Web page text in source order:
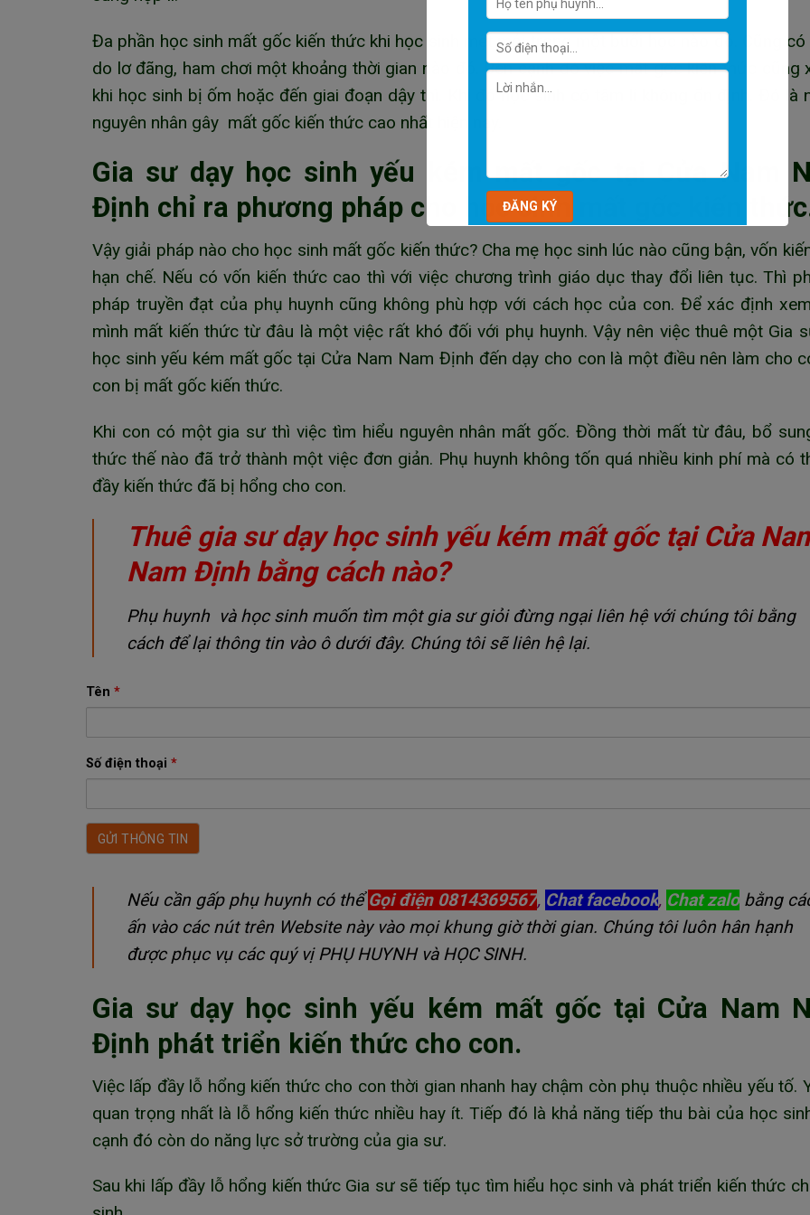
Đa phần học sinh mất gốc kiến thức khi học sinh mệt mỏi trong một buổi học nào đó. Cũng có
do lơ đãng, ham chơi một khoảng thời gian nào đó. Bên cạnh đó việc mất gốc kiến thức cũng
khi học sinh bị ốm hoặc đến giai đoạn dậy thì. Khi đó học sinh có tâm lí không ổn định. Đó là
nguyên nhân gây mất gốc kiến thức cao nhất hiện nay.
Gia sư dạy học sinh yếu kém mất gốc tại Cửa Nam
Định chỉ ra phương pháp cho học sinh mất gốc kiến
Vậy giải pháp nào cho học sinh mất gốc kiến thức? Cha mẹ học sinh lúc nào cũng bận, vốn
hạn chế. Nếu có vốn kiến thức cao thì với việc chương trình giáo dục thay đổi liên tục. Thì
pháp truyền đạt của phụ huynh cũng không phù hợp với cách học của con. Để xác định
mình mất kiến thức từ đâu là một việc rất khó đối với phụ huynh. Vậy nên việc thuê một Gia
học sinh yếu kém mất gốc tại Cửa Nam Nam Định đến dạy cho con là một điều nên làm cho
con bị mất gốc kiến thức.
Khi con có một gia sư thì việc tìm hiểu nguyên nhân mất gốc. Đồng thời mất từ đâu, bổ
thức thế nào đã trở thành một việc đơn giản. Phụ huynh không tốn quá nhiều kinh phí mà có
đầy kiến thức đã bị hổng cho con.
Thuê gia sư dạy học sinh yếu kém mất gốc tại Cửa
Nam Định bằng cách nào?
Phụ huynh và học sinh muốn tìm một gia sư giỏi đừng ngại liên hệ với chúng tôi bằng
cách để lại thông tin vào ô dưới đây. Chúng tôi sẽ liên hệ lại.
Tên *
Số điện thoại *
Nếu cần gấp phụ huynh có thể Gọi điện 0814369567, Chat facebook, Chat zalo bằng
ấn vào các nút trên Website này vào mọi khung giờ thời gian. Chúng tôi luôn hân hạnh
được phục vụ các quý vị PHỤ HUYNH và HỌC SINH.
Gia sư dạy học sinh yếu kém mất gốc tại Cửa Nam
Định phát triển kiến thức cho con.
Việc lấp đầy lỗ hổng kiến thức cho con thời gian nhanh hay chậm còn phụ thuộc nhiều yếu tố.
quan trọng nhất là lỗ hổng kiến thức nhiều hay ít. Tiếp đó là khả năng tiếp thu bài của học
cạnh đó còn do năng lực sở trường của gia sư.
Sau khi lấp đầy lỗ hổng kiến thức Gia sư sẽ tiếp tục tìm hiểu học sinh và phát triển kiến thức